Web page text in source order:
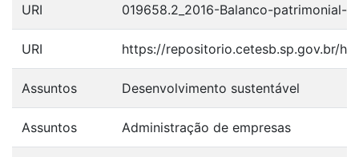
URI 019658.2_2016-Balanco-patrimonial-
URI https://repositorio.cetesb.sp.gov.br/
Assuntos Desenvolvimento sustentável
Assuntos Administração de empresas